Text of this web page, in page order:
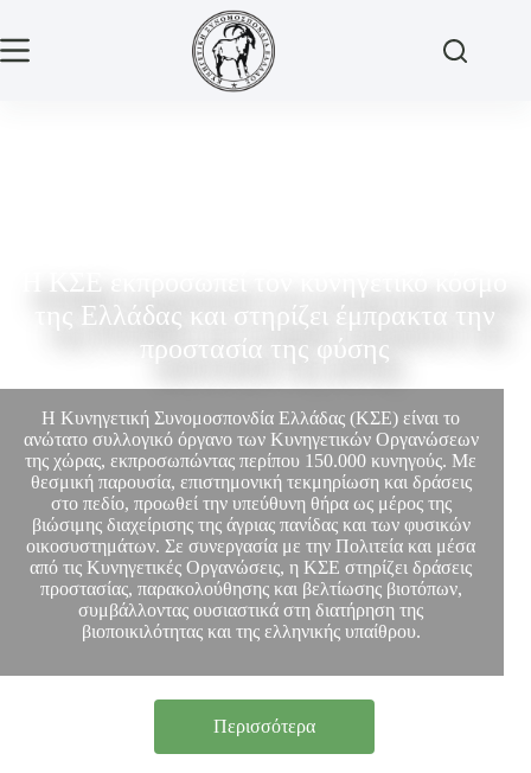
της Ελλάδας και στηρίζει έμπρακτα την
προστασία της φύσης
Η Κυνηγετική Συνομοσπονδία Ελλάδας (ΚΣΕ) είναι το
ανώτατο συλλογικό όργανο των Κυνηγετικών Οργανώσεων
της χώρας, εκπροσωπώντας περίπου 150.000 κυνηγούς. Με
θεσμική παρουσία, επιστημονική τεκμηρίωση και δράσεις
στο πεδίο, προωθεί την υπεύθυνη θήρα ως μέρος της
βιώσιμης διαχείρισης της άγριας πανίδας και των φυσικών
οικοσυστημάτων. Σε συνεργασία με την Πολιτεία και μέσα
από τις Κυνηγετικές Οργανώσεις, η ΚΣΕ στηρίζει δράσεις
προστασίας, παρακολούθησης και βελτίωσης βιοτόπων,
συμβάλλοντας ουσιαστικά στη διατήρηση της
βιοποικιλότητας και της ελληνικής υπαίθρου.
Περισσότερα